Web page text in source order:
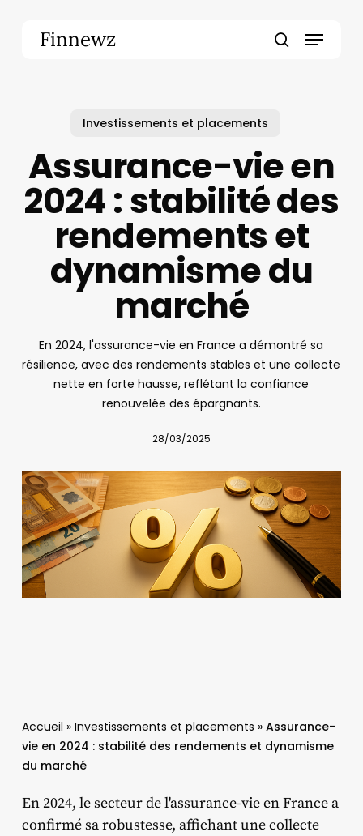
Finnewz Menu
Investissements et placements
Assurance-vie en
2024 : stabilité des
rendements et
dynamisme du
marché
En 2024, l'assurance-vie en France a démontré sa
résilience, avec des rendements stables et une collecte
nette en forte hausse, reflétant la confiance
renouvelée des épargnants.​
28/03/2025
Accueil » Investissements et placements » Assurance-
vie en 2024 : stabilité des rendements et dynamisme
du marché
En 2024, le secteur de l'assurance-vie en France a
confirmé sa robustesse, affichant une collecte